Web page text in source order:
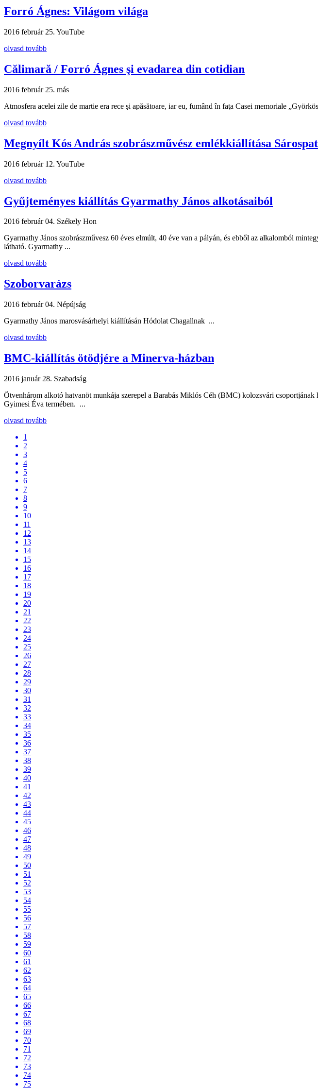
Forró Ágnes: Világom világa
2016 február 25. YouTube
olvasd tovább
Călimară / Forró Ágnes şi evadarea din cotidian
2016 február 25. más
Atmosfera acelei zile de martie era rece şi apăsătoare, iar eu, fumând în faţa Casei memoriale
olvasd tovább
Megnyílt Kós András szobrászművész emlékkiállítása
2016 február 12. YouTube
olvasd tovább
Gyűjteményes kiállítás Gyarmathy János alkotásaiból
2016 február 04. Székely Hon
Gyarmathy János szobrászművesz 60 éves elmúlt, 40 éve van a pályán, és ebből az alkalomból
látható. Gyarmathy ...
olvasd tovább
Szoborvarázs
2016 február 04. Népújság
Gyarmathy János marosvásárhelyi kiállításán Hódolat Chagallnak ...
olvasd tovább
BMC-kiállítás ötödjére a Minerva-házban
2016 január 28. Szabadság
Ötvenhárom alkotó hatvanöt munkája szerepel a Barabás Miklós Céh (BMC) kolozsvári
Gyimesi Éva termében. ...
olvasd tovább
1
2
3
4
5
6
7
8
9
10
11
12
13
14
15
16
17
18
19
20
21
22
23
24
25
26
27
28
29
30
31
32
33
34
35
36
37
38
39
40
41
42
43
44
45
46
47
48
49
50
51
52
53
54
55
56
57
58
59
60
61
62
63
64
65
66
67
68
69
70
71
72
73
74
75